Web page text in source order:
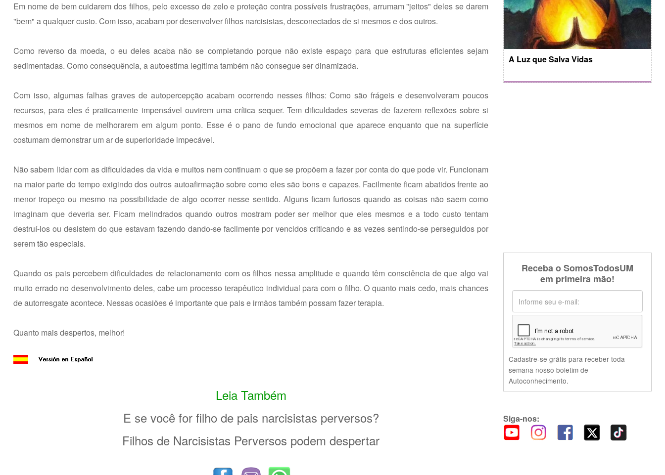
Em nome de bem cuidarem dos filhos, pelo excesso de zelo e proteção contra possíveis frustrações, arrumam "jeitos" deles se darem
"bem" a qualquer custo. Com isso, acabam por desenvolver filhos narcisistas, desconectados de si mesmos e dos outros.
Como reverso da moeda, o eu deles acaba não se completando porque não existe espaço para que estruturas eficientes sejam
sedimentadas. Como consequência, a autoestima legítima também não consegue ser dinamizada.
Com isso, algumas falhas graves de autopercepção acabam ocorrendo nesses filhos: Como são frágeis e desenvolveram poucos
recursos, para eles é praticamente impensável ouvirem uma crítica sequer. Tem dificuldades severas de fazerem reflexões sobre si
mesmos em nome de melhorarem em algum ponto. Esse é o pano de fundo emocional que aparece enquanto que na superfície
costumam demonstrar um ar de superioridade impecável.
Não sabem lidar com as dificuldades da vida e muitos nem continuam o que se propõem a fazer por conta do que pode vir. Funcionam
na maior parte do tempo exigindo dos outros autoafirmação sobre como eles são bons e capazes. Facilmente ficam abatidos frente ao
menor tropeço ou mesmo na possibilidade de algo ocorrer nesse sentido. Alguns ficam furiosos quando as coisas não saem como
imaginam que deveria ser. Ficam melindrados quando outros mostram poder ser melhor que eles mesmos e a todo custo tentam
destruí-los ou desistem do que estavam fazendo dando-se facilmente por vencidos criticando e as vezes sentindo-se perseguidos por
serem tão especiais.
Quando os pais percebem dificuldades de relacionamento com os filhos nessa amplitude e quando têm consciência de que algo vai
muito errado no desenvolvimento deles, cabe um processo terapêutico individual para com o filho. O quanto mais cedo, mais chances
de autorresgate acontece. Nessas ocasiões é importante que pais e irmãos também possam fazer terapia.
Quanto mais despertos, melhor!
Leia Também
E se você for filho de pais narcisistas perversos?
Filhos de Narcisistas Perversos podem despertar
A Luz que Salva Vidas
Receba o SomosTodosUM
em primeira mão!
Cadastre-se grátis para receber toda
semana nosso boletim de
Autoconhecimento.
Siga-nos: